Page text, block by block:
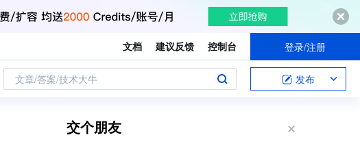
文档 建议反馈 控制台 登录/注册
文章/答案/技术大牛 发布
交个朋友